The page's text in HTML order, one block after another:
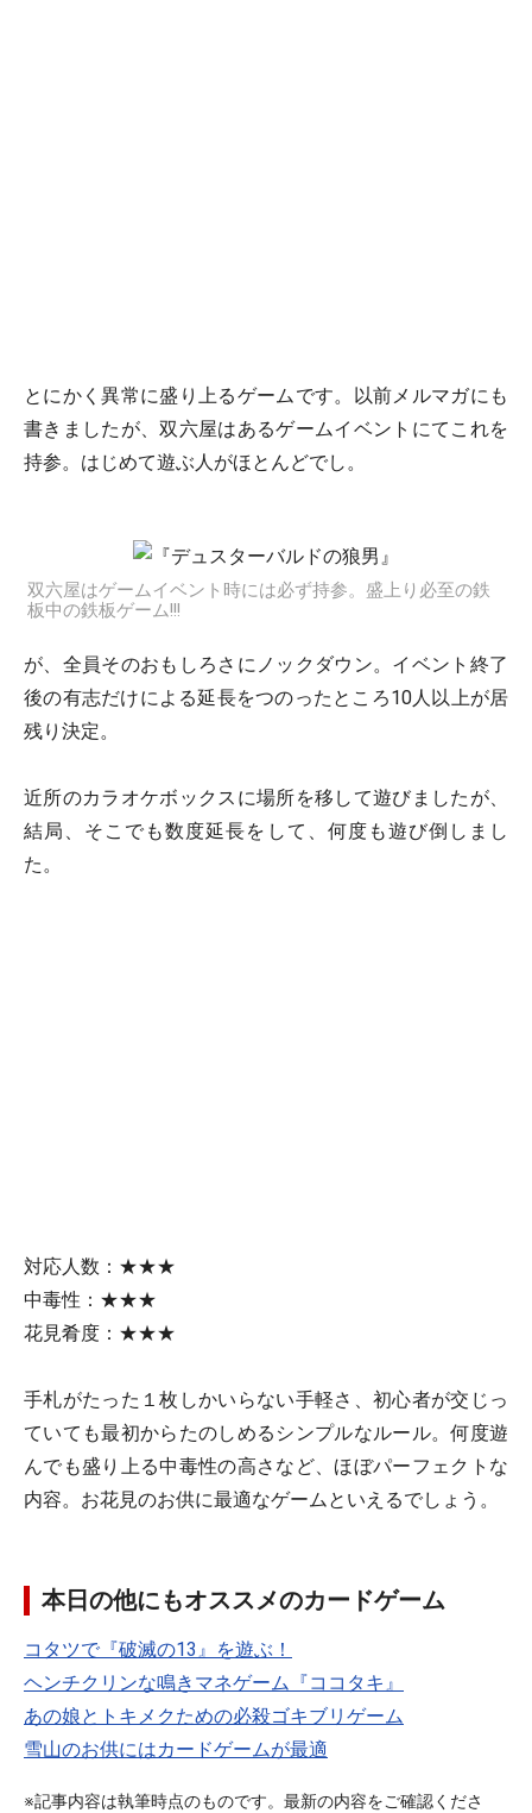
とにかく異常に盛り上るゲームです。以前メルマガにも
書きましたが、双六屋はあるゲームイベントにてこれを
持参。はじめて遊ぶ人がほとんどでし。
双六屋はゲームイベント時には必ず持参。盛上り必至の鉄
板中の鉄板ゲーム!!!
が、全員そのおもしろさにノックダウン。イベント終了
後の有志だけによる延長をつのったところ10人以上が居
残り決定。
近所のカラオケボックスに場所を移して遊びましたが、
結局、そこでも数度延長をして、何度も遊び倒しまし
た。
対応人数：★★★
中毒性：★★★
花見肴度：★★★
手札がたった１枚しかいらない手軽さ、初心者が交じっ
ていても最初からたのしめるシンプルなルール。何度遊
んでも盛り上る中毒性の高さなど、ほぼパーフェクトな
内容。お花見のお供に最適なゲームといえるでしょう。
本日の他にもオススメのカードゲーム
コタツで『破滅の13』を遊ぶ！
ヘンチクリンな鳴きマネゲーム『ココタキ』
あの娘とトキメクための必殺ゴキブリゲーム
雪山のお供にはカードゲームが最適
※記事内容は執筆時点のものです。最新の内容をご確認くださ